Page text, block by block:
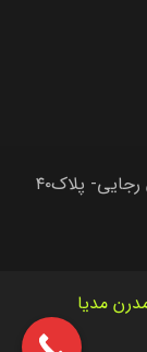
پلاک۴۰
مدیا